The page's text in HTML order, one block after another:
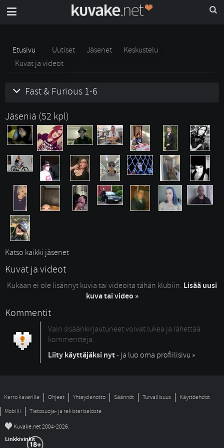
Etusivu Uutiset Jäsenet
Keskustelu
Kuvat ja videot
Fast & Furious 1-6
Jäseniä (52 kpl)
Katso kaikki jäsenet
Kuvat ja videot
Kukaan ei ole lisännyt kuvia tai videoita tähän klubiin. Lisää uusi
kuva tai video »
Kommentit
Vain sisäänkirjautuneet voivat lukea ja lähettää
kommentteja.
Liity käyttäjäksi nyt- ja luo oma profiilisivu »
Kerro kaverille Ohjeet Yhteydenotto Säännöt Turvallisuus
Käyttöehdot
Mobiili
Tietosuoja- ja rekisteriseloste
© Kuvake.net 2004-2026.
Linkkivinkit